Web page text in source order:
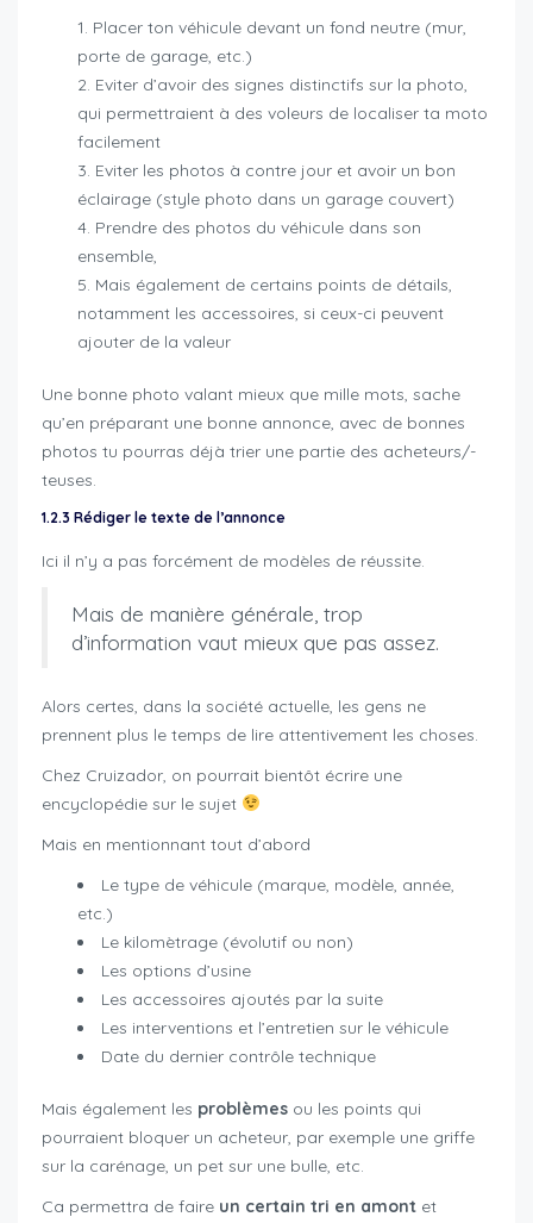
Placer ton véhicule devant un fond neutre (mur,
porte de garage, etc.)
Eviter d’avoir des signes distinctifs sur la photo,
qui permettraient à des voleurs de localiser ta moto
facilement
Eviter les photos à contre jour et avoir un bon
éclairage (style photo dans un garage couvert)
Prendre des photos du véhicule dans son
ensemble,
Mais également de certains points de détails,
notamment les accessoires, si ceux-ci peuvent
ajouter de la valeur
Une bonne photo valant mieux que mille mots, sache
qu’en préparant une bonne annonce, avec de bonnes
photos tu pourras déjà trier une partie des acheteurs/-
teuses.
1.2.3 Rédiger le texte de l’annonce
Ici il n’y a pas forcément de modèles de réussite.
Mais de manière générale, trop
d’information vaut mieux que pas assez.
Alors certes, dans la société actuelle, les gens ne
prennent plus le temps de lire attentivement les choses.
Chez Cruizador, on pourrait bientôt écrire une
encyclopédie sur le sujet
Mais en mentionnant tout d’abord
Le type de véhicule (marque, modèle, année,
etc.)
Le kilomètrage (évolutif ou non)
Les options d’usine
Les accessoires ajoutés par la suite
Les interventions et l’entretien sur le véhicule
Date du dernier contrôle technique
Mais également les problèmes ou les points qui
pourraient bloquer un acheteur, par exemple une griffe
sur la carénage, un pet sur une bulle, etc.
Ca permettra de faire un certain tri en amont et